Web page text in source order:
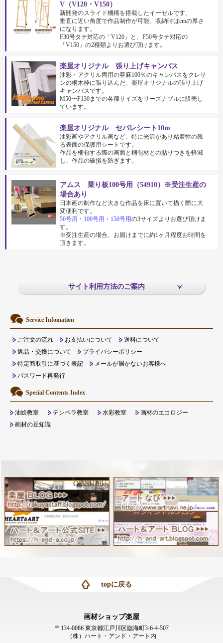
V（V120・V150）
新開発のスライド機構を搭載したイーゼルです。
垂直に近い角度で作品制作が可能、収納時はcmの厚さ
になります。
F30号タテ対応の「V120」と、F50号タテ対応の
「V150」の2種類よりお選び頂けます。
楽屋オリジナル 張り上げキャンバス
油彩・アクリル両用の亜麻100％のキャンバスをクレサ
ンの桐木枠に張り込んだ、楽屋オリジナルの張り上げ
キャンバスです。
M50〜F130までの各種サイズをリーズナブルに販売し
ています。
楽屋オリジナル セパレシート10m
油彩画やアクリル画など、特に光沢があり粘着性の残
る表面の保護用シートです。
作品を梱包する際の画面と梱包材との貼りつきを軽減
し、作品の破損を防ぎます。
アムス 乗り板100号用（54910）※受注生産の
場合あり
日本画の制作など大きな作品を床に置いて描く際に大
変便利です。
50号用 ・ 100号用 ・ 150号用の3サイズよりお選び頂けま
す。
※受注生産の場合、お届けまでに約1ヶ月程度お時間を
頂きます。
サイト利用方法のご案内
Service Infomation
ご注文の流れ お支払いについて
送料について
返品・交換について
プライバシーポリシー
特定商取引に基づく表記
メールが届かないお客様へ
パスワード再発行
Special Contents Index
油絵教室 テンペラ教室 水彩教室
画材のエコロジー
画材の豆知識
topに戻る
画材ショップ楽屋
〒134-0086 東京都江戸川区臨海町3-6-4-507
（株）ハート・アンド・アート内